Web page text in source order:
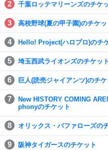
千葉ロッテマリーンズのチケ
高校野球(夏の甲子園)のチケッ
Hello! Project(ハロプロ)のチ
埼玉西武ライオンズのチケット
巨人(読売ジャイアンツ)のチケ
New HISTORY COMING
phonyのチケット
オリックス・バファローズの
阪神タイガースのチケット